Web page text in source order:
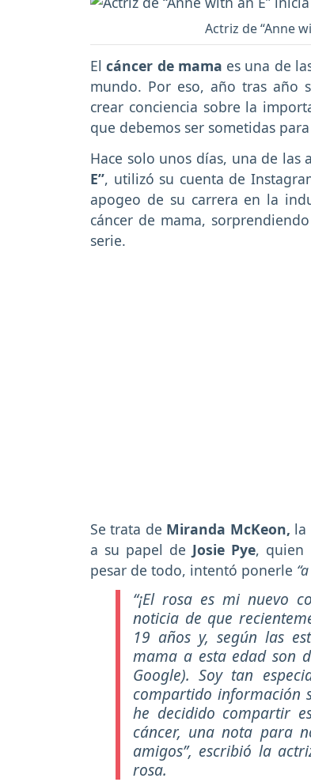
Actriz de “Anne
El cáncer de mama es una de
mundo. Por eso, año tras año
crear conciencia sobre la
que debemos ser sometidas
Hace solo unos días, una de las
E”, utilizó su cuenta de
apogeo de su carrera en la
cáncer de mama,
serie.
Se trata de Miranda McKeon, la
a su papel de Josie Pye, quien
pesar de todo, intentó ponerle
“¡El rosa es mi nuevo
noticia de que
19 años y, según las
mama a esta edad son
Google). Soy tan
compartido información
he decidido compartir
cáncer, una nota para
amigos”, escribió la
rosa.